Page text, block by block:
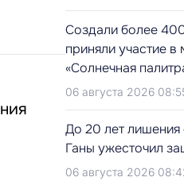
Создали более
приняли участие
«Солнечная
06 августа 2026
До 20 лет
Ганы ужесточил
06 августа 2026